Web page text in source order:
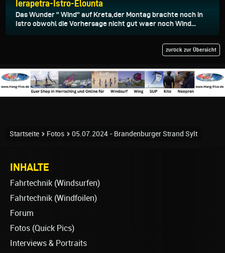
Ierapetra-Istro-Elounta
Das Wunder " Wind" auf Kreta,der Montag brachte noch in
Istro obwohl die Vorhersage nicht gut waer noch Wind...
zurück zur Übersicht
Startseite Fotos 05.07.2024 - Brandenburger Strand Sylt
INHALTE
Fahrtechnik (Windsurfen)
Fahrtechnik (Windfoilen)
Forum
Fotos (Quick Pics)
Interviews & Portraits